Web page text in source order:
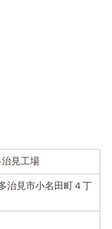
見工場
治見市小名田町４丁